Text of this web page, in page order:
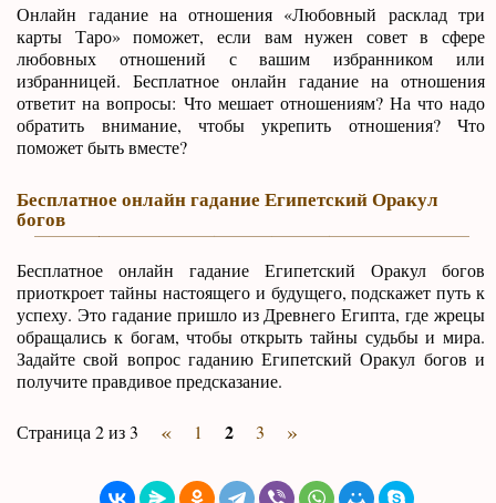
Онлайн гадание на отношения «Любовный расклад три
карты Таро» поможет, если вам нужен совет в сфере
любовных отношений с вашим избранником или
избранницей. Бесплатное онлайн гадание на отношения
ответит на вопросы: Что мешает отношениям? На что надо
обратить внимание, чтобы укрепить отношения? Что
поможет быть вместе?
Бесплатное онлайн гадание Египетский Оракул
богов
Бесплатное онлайн гадание Египетский Оракул богов
приоткроет тайны настоящего и будущего, подскажет путь к
успеху. Это гадание пришло из Древнего Египта, где жрецы
обращались к богам, чтобы открыть тайны судьбы и мира.
Задайте свой вопрос гаданию Египетский Оракул богов и
получите правдивое предсказание.
Страница 2 из 3 « 1 2 3 »